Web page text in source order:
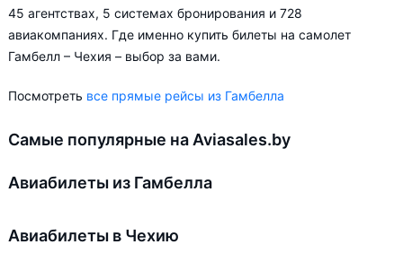
45 агентствах, 5 системах бронирования и 728
авиакомпаниях. Где именно купить билеты на самолет
Гамбелл – Чехия – выбор за вами.
Посмотреть все прямые рейсы из Гамбелла
Самые популярные на Aviasales.by
Авиабилеты из Гамбелла
Авиабилеты в Чехию